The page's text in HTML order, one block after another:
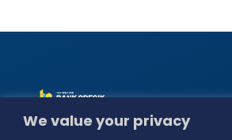
We value your privacy
Rahmat No.18,